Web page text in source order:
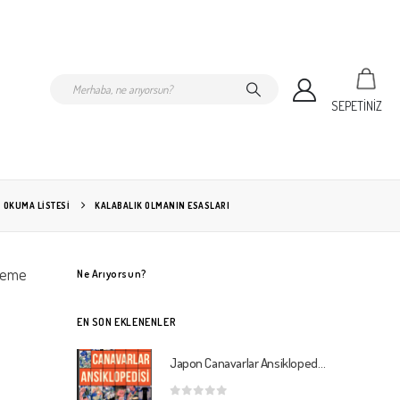
SEPETİNİZ
OKUMA LISTESI KALABALIK OLMANIN ESASLARI
Ne Arıyorsun?
EN SON EKLENENLER